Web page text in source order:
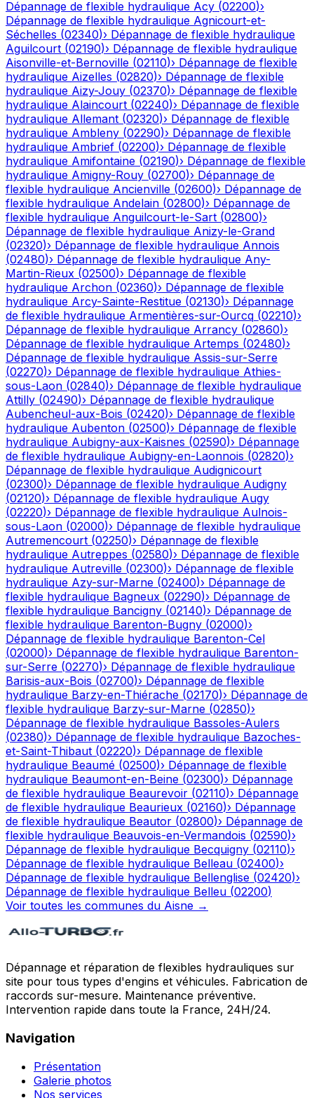
Dépannage de flexible hydraulique Acy (02200)›
Dépannage de flexible hydraulique Agnicourt-et-
Séchelles (02340)› Dépannage de flexible hydraulique
Aguilcourt (02190)› Dépannage de flexible hydraulique
Aisonville-et-Bernoville (02110)› Dépannage de flexible
hydraulique Aizelles (02820)› Dépannage de flexible
hydraulique Aizy-Jouy (02370)› Dépannage de flexible
hydraulique Alaincourt (02240)› Dépannage de flexible
hydraulique Allemant (02320)› Dépannage de flexible
hydraulique Ambleny (02290)› Dépannage de flexible
hydraulique Ambrief (02200)› Dépannage de flexible
hydraulique Amifontaine (02190)› Dépannage de flexible
hydraulique Amigny-Rouy (02700)› Dépannage de
flexible hydraulique Ancienville (02600)› Dépannage de
flexible hydraulique Andelain (02800)› Dépannage de
flexible hydraulique Anguilcourt-le-Sart (02800)›
Dépannage de flexible hydraulique Anizy-le-Grand
(02320)› Dépannage de flexible hydraulique Annois
(02480)› Dépannage de flexible hydraulique Any-
Martin-Rieux (02500)› Dépannage de flexible
hydraulique Archon (02360)› Dépannage de flexible
hydraulique Arcy-Sainte-Restitue (02130)› Dépannage
de flexible hydraulique Armentières-sur-Ourcq (02210)›
Dépannage de flexible hydraulique Arrancy (02860)›
Dépannage de flexible hydraulique Artemps (02480)›
Dépannage de flexible hydraulique Assis-sur-Serre
(02270)› Dépannage de flexible hydraulique Athies-
sous-Laon (02840)› Dépannage de flexible hydraulique
Attilly (02490)› Dépannage de flexible hydraulique
Aubencheul-aux-Bois (02420)› Dépannage de flexible
hydraulique Aubenton (02500)› Dépannage de flexible
hydraulique Aubigny-aux-Kaisnes (02590)› Dépannage
de flexible hydraulique Aubigny-en-Laonnois (02820)›
Dépannage de flexible hydraulique Audignicourt
(02300)› Dépannage de flexible hydraulique Audigny
(02120)› Dépannage de flexible hydraulique Augy
(02220)› Dépannage de flexible hydraulique Aulnois-
sous-Laon (02000)› Dépannage de flexible hydraulique
Autremencourt (02250)› Dépannage de flexible
hydraulique Autreppes (02580)› Dépannage de flexible
hydraulique Autreville (02300)› Dépannage de flexible
hydraulique Azy-sur-Marne (02400)› Dépannage de
flexible hydraulique Bagneux (02290)› Dépannage de
flexible hydraulique Bancigny (02140)› Dépannage de
flexible hydraulique Barenton-Bugny (02000)›
Dépannage de flexible hydraulique Barenton-Cel
(02000)› Dépannage de flexible hydraulique Barenton-
sur-Serre (02270)› Dépannage de flexible hydraulique
Barisis-aux-Bois (02700)› Dépannage de flexible
hydraulique Barzy-en-Thiérache (02170)› Dépannage de
flexible hydraulique Barzy-sur-Marne (02850)›
Dépannage de flexible hydraulique Bassoles-Aulers
(02380)› Dépannage de flexible hydraulique Bazoches-
et-Saint-Thibaut (02220)› Dépannage de flexible
hydraulique Beaumé (02500)› Dépannage de flexible
hydraulique Beaumont-en-Beine (02300)› Dépannage
de flexible hydraulique Beaurevoir (02110)› Dépannage
de flexible hydraulique Beaurieux (02160)› Dépannage
de flexible hydraulique Beautor (02800)› Dépannage de
flexible hydraulique Beauvois-en-Vermandois (02590)›
Dépannage de flexible hydraulique Becquigny (02110)›
Dépannage de flexible hydraulique Belleau (02400)›
Dépannage de flexible hydraulique Bellenglise (02420)›
Dépannage de flexible hydraulique Belleu (02200)
Voir toutes les communes du Aisne →
Dépannage et réparation de flexibles hydrauliques sur
site pour tous types d'engins et véhicules. Fabrication de
raccords sur-mesure. Maintenance préventive.
Intervention rapide dans toute la France, 24H/24.
Navigation
Présentation
Galerie photos
Nos services